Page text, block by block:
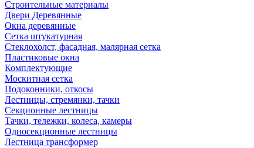
Строительные материалы
Двери Деревянные
Окна деревянные
Сетка штукатурная
Стеклохолст, фасадная, малярная сетка
Пластиковые окна
Комплектующие
Москитная сетка
Подоконники, откосы
Лестницы, стремянки, тачки
Секционные лестницы
Тачки, тележки, колеса, камеры
Односекционные лестницы
Лестница трансформер